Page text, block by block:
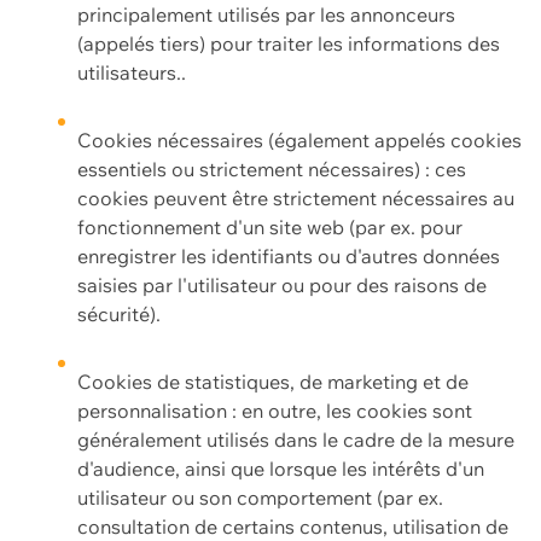
principalement utilisés par les annonceurs
(appelés tiers) pour traiter les informations des
utilisateurs..
Cookies nécessaires (également appelés cookies
essentiels ou strictement nécessaires) : ces
cookies peuvent être strictement nécessaires au
fonctionnement d'un site web (par ex. pour
enregistrer les identifiants ou d'autres données
saisies par l'utilisateur ou pour des raisons de
sécurité).
Cookies de statistiques, de marketing et de
personnalisation : en outre, les cookies sont
généralement utilisés dans le cadre de la mesure
d'audience, ainsi que lorsque les intérêts d'un
utilisateur ou son comportement (par ex.
consultation de certains contenus, utilisation de